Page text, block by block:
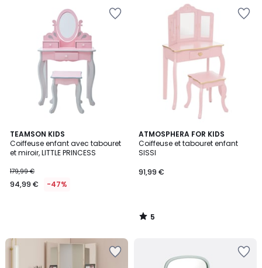
TEAMSON KIDS
Coiffeuse enfant avec tabouret
et miroir, LITTLE PRINCESS
179,99 €
94,99 € -47%
ATMOSPHERA FOR KIDS
Coiffeuse et tabouret enfant
SISSI
91,99 €
5
/
5
5
/